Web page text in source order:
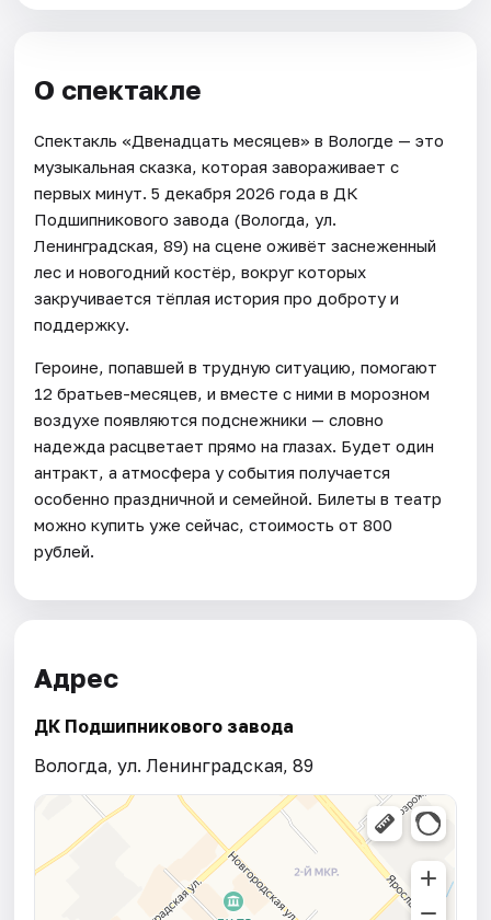
О спектакле
Спектакль «Двенадцать месяцев» в Вологде — это
музыкальная сказка, которая завораживает с
первых минут. 5 декабря 2026 года в ДК
Подшипникового завода (Вологда, ул.
Ленинградская, 89) на сцене оживёт заснеженный
лес и новогодний костёр, вокруг которых
закручивается тёплая история про доброту и
поддержку.
Героине, попавшей в трудную ситуацию, помогают
12 братьев-месяцев, и вместе с ними в морозном
воздухе появляются подснежники — словно
надежда расцветает прямо на глазах. Будет один
антракт, а атмосфера у события получается
особенно праздничной и семейной. Билеты в театр
можно купить уже сейчас, стоимость от 800
рублей.
Адрес
ДК Подшипникового завода
Вологда, ул. Ленинградская, 89